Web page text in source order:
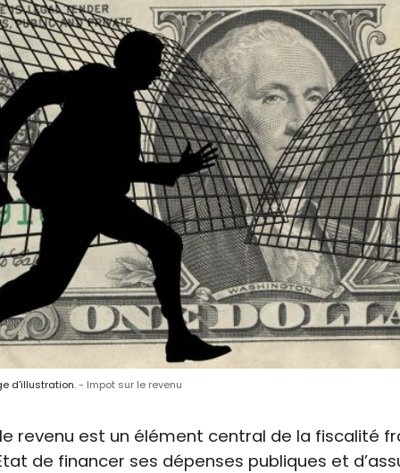
d'illustration. Impot sur le revenu
le revenu est un élément central de la fiscalité
de financer ses dépenses publiques et